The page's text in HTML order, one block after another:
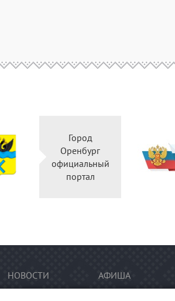
Город
Оренбург
официальный
портал
НОВОСТИ АФИША